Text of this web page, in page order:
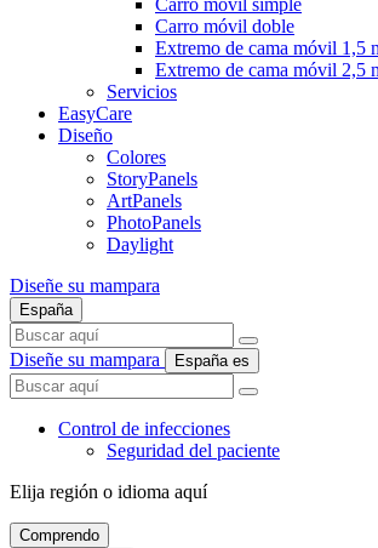
Carro móvil simple
Carro móvil doble
Extremo de cama móvil 1,5
Extremo de cama móvil 2,5
Servicios
EasyCare
Diseño
Colores
StoryPanels
ArtPanels
PhotoPanels
Daylight
Diseñe su mampara
España
Search
here
Diseñe su mampara España es
Search
here
Control de infecciones
Seguridad del paciente
Elija región o idioma aquí
Comprendo